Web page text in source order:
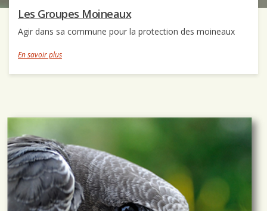
Les Groupes Moineaux
Agir dans sa commune pour la protection des moineaux
En savoir plus